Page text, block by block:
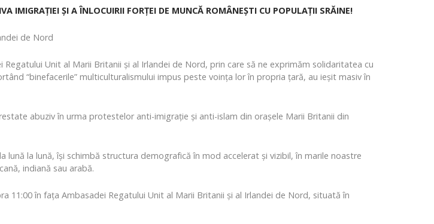
IMIGRAȚIEI ȘI A ÎNLOCUIRII FORȚEI DE MUNCĂ ROMÂNEȘTI CU POPULAȚII SRĂINE!
de Nord
Unit al Marii Britanii și al Irlandei de Nord, prin care să ne exprimăm solidaritatea cu
“binefacerile” multiculturalismului impus peste voința lor în propria țară, au ieșit masiv în
abuziv în urma protestelor anti-imigrație și anti-islam din orașele Marii Britanii din
la lună, își schimbă structura demografică în mod accelerat și vizibil, în marile noastre
indiană sau arabă.
în fața Ambasadei Regatului Unit al Marii Britanii și al Irlandei de Nord, situată în